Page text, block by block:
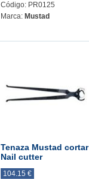
Código: PR0125
Marca: Mustad
Tenaza Mustad cortar
Nail cutter
104.15 €